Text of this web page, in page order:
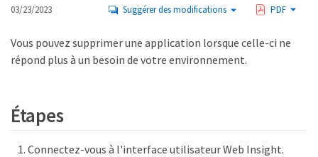
03/23/2023 Suggérer des modifications PDF
Vous pouvez supprimer une application lorsque celle-ci ne
répond plus à un besoin de votre environnement.
Étapes
Connectez-vous à l'interface utilisateur Web Insight.